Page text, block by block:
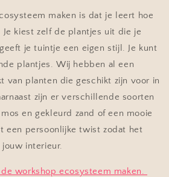
maken is dat je leert hoe
kiest zelf de plantjes uit die je
je tuintje een eigen stijl. Je kunt
plantjes. Wij hebben al een
van planten die geschikt zijn voor in
zijn er verschillende soorten
en gekleurd zand of een mooie
een persoonlijke twist zodat het
interieur.
workshop ecosysteem maken.